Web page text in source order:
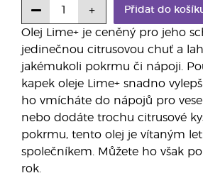
Olej Lime+ je ceněný pro jeho
jedinečnou citrusovou chuť a
jakémukoli pokrmu či nápoji.
kapek oleje Lime+ snadno
ho vmícháte do nápojů pro
nebo dodáte trochu citrusové
pokrmu, tento olej je vítaným
společníkem. Můžete ho však
rok.
Přidat do